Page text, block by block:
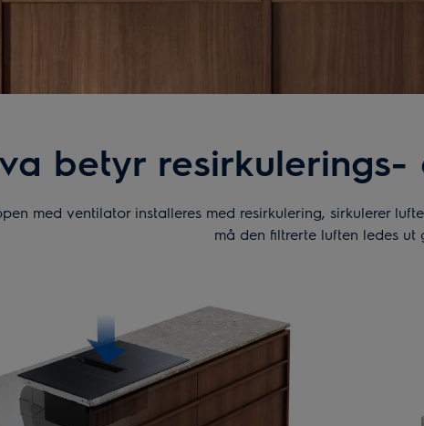
betyr resirkulerings-
med ventilator installeres med resirkulering, sirkulerer
må den filtrerte luften ledes ut